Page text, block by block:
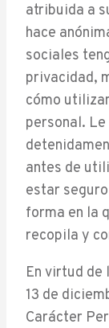
atribuida a
hace
sociales
privacidad,
cómo
personal.
antes de
estar
forma en la
recopila y
En virtud de
13 de
Carácter